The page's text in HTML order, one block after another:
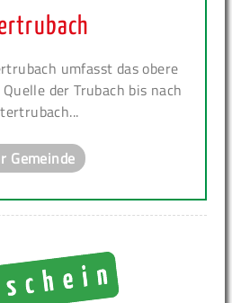
umfasst das obere
der Trubach bis nach
Gemeinde